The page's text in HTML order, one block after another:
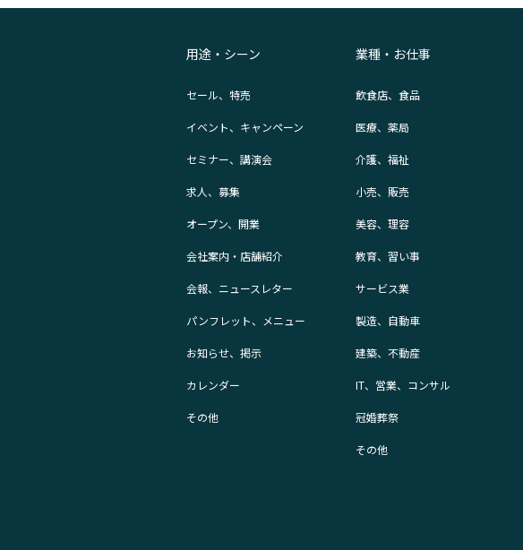
用途・シーン
セール、特売
イベント、キャンペーン
セミナー、講演会
求人、募集
オープン、開業
会社案内・店舗紹介
会報、ニュースレター
パンフレット、メニュー
お知らせ、掲示
カレンダー
その他
業種・お仕事
飲食店、食品
医療、薬局
介護、福祉
小売、販売
美容、理容
教育、習い事
サービス業
製造、自動車
建築、不動産
IT、営業、コンサル
冠婚葬祭
その他